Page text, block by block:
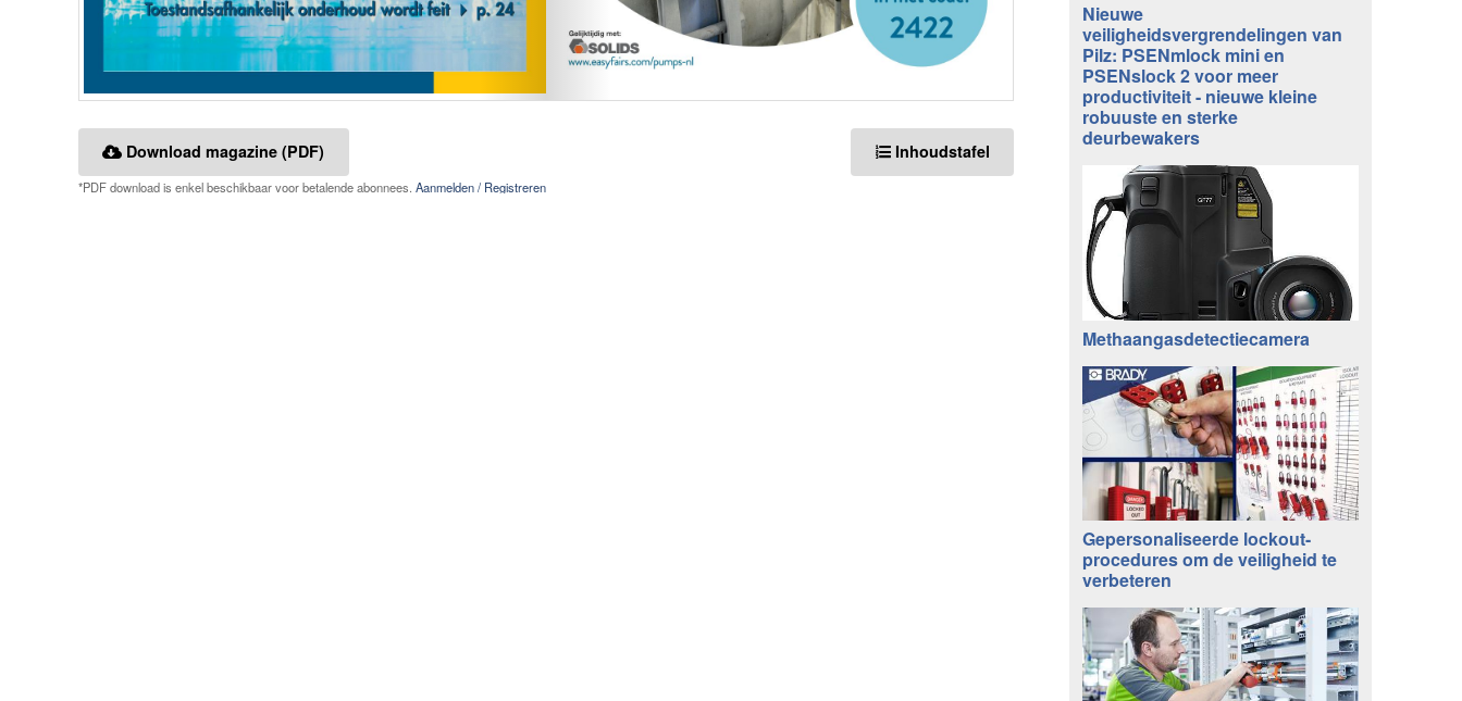
Inhoudstafel
Download magazine (PDF)
*PDF download is enkel beschikbaar voor betalende abonnees. Aanmelden / Registreren
Nieuwe
veiligheidsvergrendelingen van
Pilz: PSENmlock mini en
PSENslock 2 voor meer
productiviteit - nieuwe kleine
robuuste en sterke
deurbewakers
Methaangasdetectiecamera
Gepersonaliseerde lockout-
procedures om de veiligheid te
verbeteren